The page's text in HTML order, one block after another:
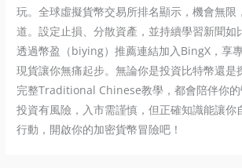
玩。全球虛擬貨幣交易所排名顯示，機會無限
道。設定止損、分散資產，並持續學習新聞如
透過幣盈（biying）推薦連結加入BingX，享
現貨讓你無痛起步。無論你是投資比特幣還是
完整Traditional Chinese教學，都會陪伴你的
投資有風險，入市需謹慎，但正確知識能讓你
行動，開啟你的加密貨幣冒險吧！